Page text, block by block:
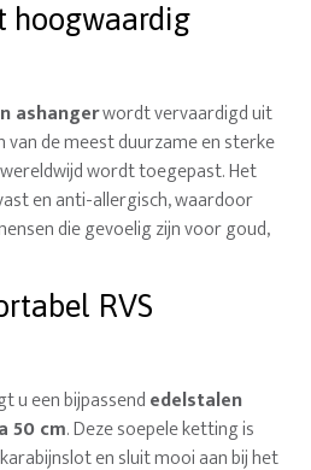
hoogwaardig
ashangerwordt vervaardigd uit
van de meest duurzame en sterke
wordt toegepast. Het
en anti-allergisch, waardoor
die gevoelig zijn voor goud,
RVS
u een bijpassendedelstalen
50 cm. Deze soepele ketting is
en sluit mooi aan bij het